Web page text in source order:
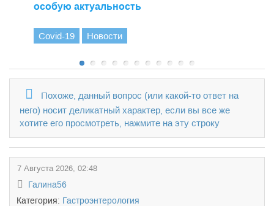
особую актуальность
Covid-19 Новости
Похоже, данный вопрос (или какой-то ответ на
него) носит деликатный характер, если вы все же
хотите его просмотреть, нажмите на эту строку
7 Августа 2026, 02:48
Галина56
Категория: Гастроэнтерология